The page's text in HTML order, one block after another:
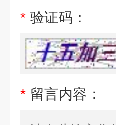
* 验证码：
* 留言内容：